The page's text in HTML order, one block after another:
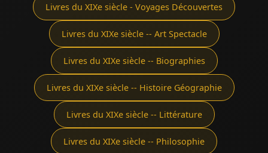
Livres du XIXe siècle - Voyages Découvertes
Livres du XIXe siècle -- Art Spectacle
Livres du XIXe siècle -- Biographies
Livres du XIXe siècle -- Histoire Géographie
Livres du XIXe siècle -- Littérature
Livres du XIXe siècle -- Philosophie